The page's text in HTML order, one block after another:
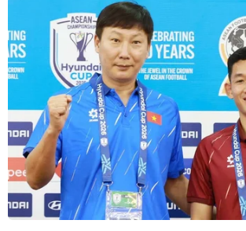
TIN CÙNG CHUYÊN MỤC
Australia đề cao hợp tác với Việt Nam
vì hòa bình, ổn định và thịnh vượng
07/08/2026 07:09